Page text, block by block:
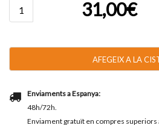
quantitat
Nova
500g
76u
31,00€
AFEGEIX A LA
Enviaments a Espanya:
48h/72h.
Enviament gratuït en compres superiors